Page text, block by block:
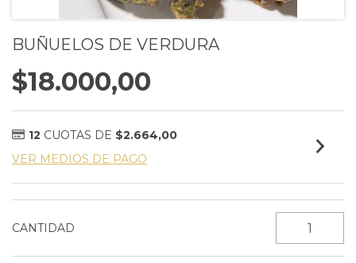
BUÑUELOS DE VERDURA
$18.000,00
12 CUOTAS DE $2.664,00
VER MEDIOS DE PAGO
CANTIDAD